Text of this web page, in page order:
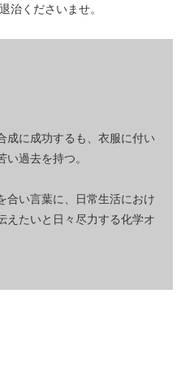
治くださいませ。
成に成功するも、衣服に付い
過去を持つ。
合い言葉に、日常生活におけ
えたいと日々尽力する化学オ